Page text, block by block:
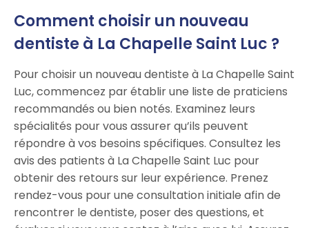
Comment choisir un nouveau
dentiste à La Chapelle Saint Luc ?
Pour choisir un nouveau dentiste à La Chapelle Saint
Luc, commencez par établir une liste de praticiens
recommandés ou bien notés. Examinez leurs
spécialités pour vous assurer qu’ils peuvent
répondre à vos besoins spécifiques. Consultez les
avis des patients à La Chapelle Saint Luc pour
obtenir des retours sur leur expérience. Prenez
rendez-vous pour une consultation initiale afin de
rencontrer le dentiste, poser des questions, et